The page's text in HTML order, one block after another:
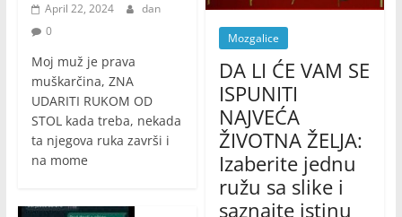
April 22, 2024
dan
0
Moj muž je prava
muškarčina, ZNA
UDARITI RUKOM OD
STOL kada treba, nekada
ta njegova ruka završi i
na mome
Mozgalice
DA LI ĆE VAM SE
ISPUNITI
NAJVEĆA
ŽIVOTNA ŽELJA:
Izaberite jednu
ružu sa slike i
saznajte istinu